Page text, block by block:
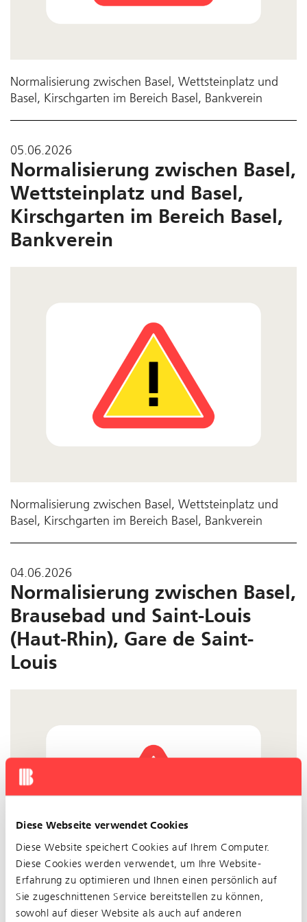
Diese Webseite verwendet Cookies
Diese Website speichert Cookies auf Ihrem Computer.
Diese Cookies werden verwendet, um Ihre Website-
Erfahrung zu optimieren und Ihnen einen persönlich auf
Sie zugeschnittenen Service bereitstellen zu können,
sowohl auf dieser Website als auch auf anderen
Normalisierung zwischen Basel, Wettsteinplatz und
Basel, Kirschgarten im Bereich Basel, Bankverein
05.06.2026
Normalisierung zwischen Basel,
Wettsteinplatz und Basel,
Kirschgarten im Bereich Basel,
Bankverein
Normalisierung zwischen Basel, Wettsteinplatz und
Basel, Kirschgarten im Bereich Basel, Bankverein
04.06.2026
Normalisierung zwischen Basel,
Brausebad und Saint-Louis
(Haut-Rhin), Gare de Saint-
Louis